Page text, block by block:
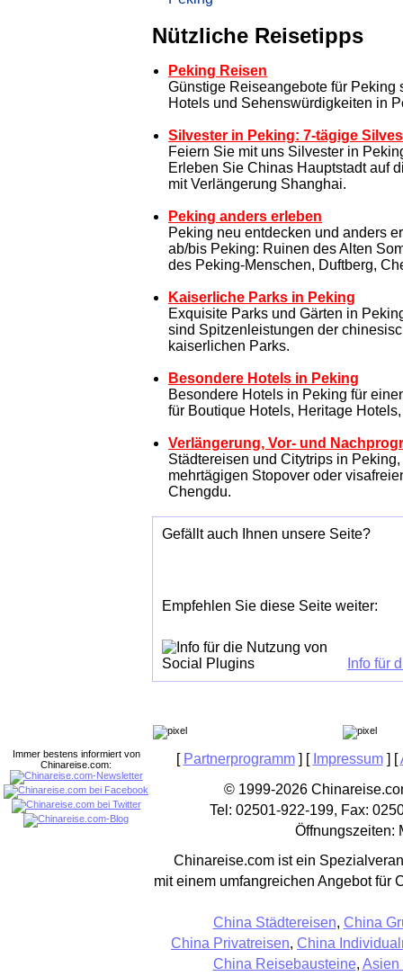
Nützliche Reisetipps
Peking Reisen
Günstige Reiseangebote für Peking
Hotels und Sehenswürdigkeiten in
Silvester in Peking: 7-tägige
Feiern Sie mit uns Silvester in
Erleben Sie Chinas Hauptstadt auf
mit Verlängerung Shanghai.
Peking anders erleben
Peking neu entdecken und anders
ab/bis Peking: Ruinen des Alten
des Peking-Menschen, Duftberg,
Kaiserliche Parks in Peking
Exquisite Parks und Gärten in
sind Spitzenleistungen der
kaiserlichen Parks.
Besondere Hotels in Peking
Besondere Hotels in Peking für
für Boutique Hotels, Heritage
Verlängerung, Vor- und
Städtereisen und Citytrips in
mehrtägigen Stopover oder
Chengdu.
Gefällt auch Ihnen unsere Seite?
Empfehlen Sie diese Seite weiter:
Info für
[ Partnerprogramm] [ Impressum] [
© 1999-2026
Tel: 02501-922-199, Fax:
Öffnungszeiten:
Chinareise.com ist ein
mit einem umfangreichen Angebot für
China Städtereisen, China
China Privatreisen, China
China Reisebausteine, Asien
Immer bestens informiert von
Chinareise.com: